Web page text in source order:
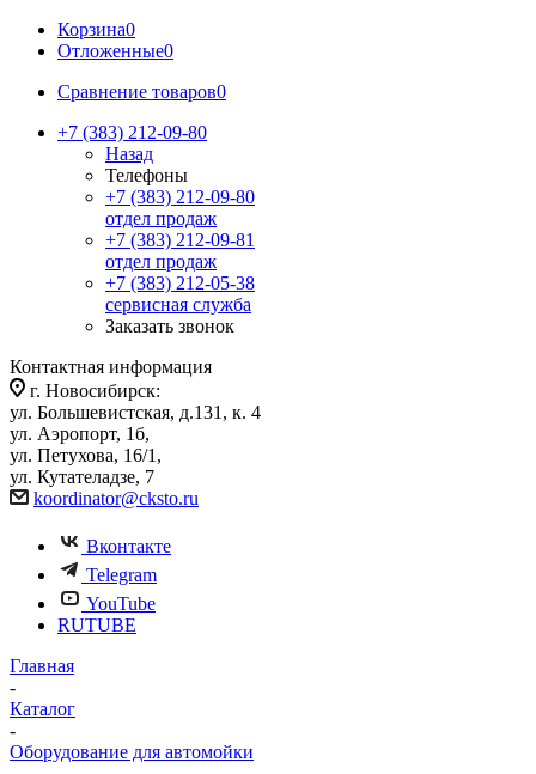
Корзина0
Отложенные0
Сравнение товаров0
+7 (383) 212-09-80
Назад
Телефоны
+7 (383) 212-09-80
отдел продаж
+7 (383) 212-09-81
отдел продаж
+7 (383) 212-05-38
сервисная служба
Заказать звонок
Контактная информация
г. Новосибирск:
ул. Большевистская, д.131, к. 4
ул. Аэропорт, 1б,
ул. Петухова, 16/1,
ул. Кутателадзе, 7
koordinator@cksto.ru
Вконтакте
Telegram
YouTube
RUTUBE
Главная
-
Каталог
-
Оборудование для автомойки